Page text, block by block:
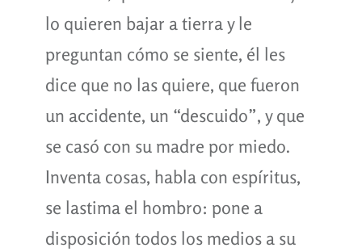
lo quieren bajar a tierra y le
preguntan cómo se siente, él les
dice que no las quiere, que fueron
un accidente, un “descuido”, y que
se casó con su madre por miedo.
Inventa cosas, habla con espíritus,
se lastima el hombro: pone a
disposición todos los medios a su